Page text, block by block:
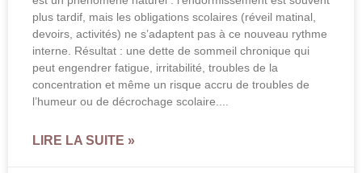
plus tardif, mais les obligations scolaires (réveil matinal,
devoirs, activités) ne s’adaptent pas à ce nouveau rythme
interne. Résultat : une dette de sommeil chronique qui
peut engendrer fatigue, irritabilité, troubles de la
concentration et même un risque accru de troubles de
l’humeur ou de décrochage scolaire.
LIRE LA SUITE »